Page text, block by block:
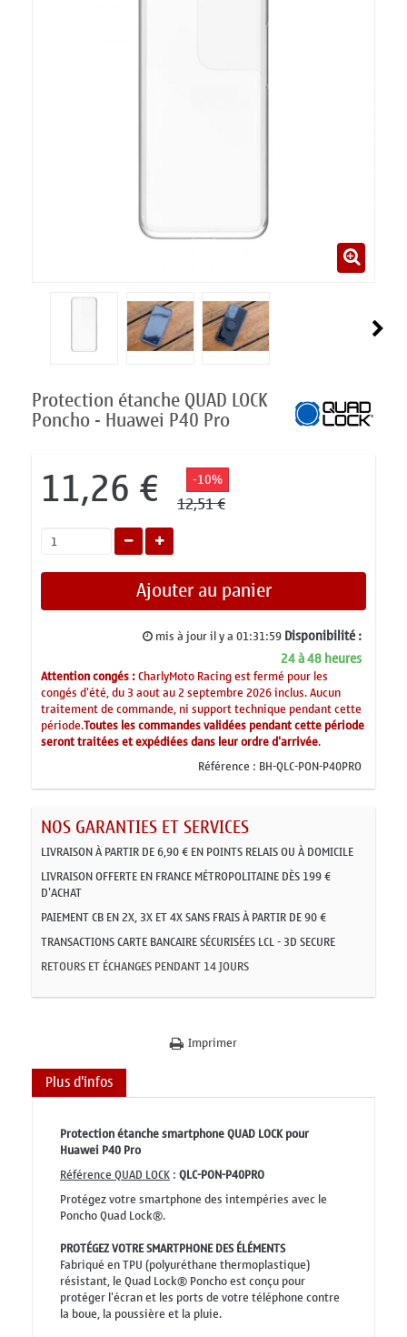
Protection étanche QUAD LOCK
Poncho - Huawei P40 Pro
11,26 € -10%
12,51 €
Ajouter au panier
mis à jour il y a01:31:59Disponibilité :
24 à 48 heures
Attention congés :CharlyMoto Racing est fermé pour les
congés d'été, du 3 aout au 2 septembre 2026 inclus. Aucun
traitement de commande, ni support technique pendant cette
période.Toutes les commandes validées pendant cette période
seront traitées et expédiées dans leur ordre d'arrivée.
Référence : BH-QLC-PON-P40PRO
NOS GARANTIES ET SERVICES
LIVRAISON À PARTIR DE 6,90 € EN POINTS RELAIS OU À DOMICILE
LIVRAISON OFFERTE EN FRANCE MÉTROPOLITAINE DÈS 199 €
D'ACHAT
PAIEMENT CB EN 2X, 3X ET 4X SANS FRAIS À PARTIR DE 90 €
TRANSACTIONS CARTE BANCAIRE SÉCURISÉES LCL - 3D SECURE
RETOURS ET ÉCHANGES PENDANT 14 JOURS
Imprimer
Plus d'infos
Protection étanche smartphone QUAD LOCK pour
Huawei P40 Pro
Référence QUAD LOCK:QLC-PON-P40PRO
Protégez votre smartphone des intempéries avec le
Poncho Quad Lock®.
PROTÉGEZ VOTRE SMARTPHONE DES ÉLÉMENTS
Fabriqué en TPU (polyuréthane thermoplastique)
résistant, le Quad Lock® Poncho est conçu pour
protéger l'écran et les ports de votre téléphone contre
la boue, la poussière et la pluie.